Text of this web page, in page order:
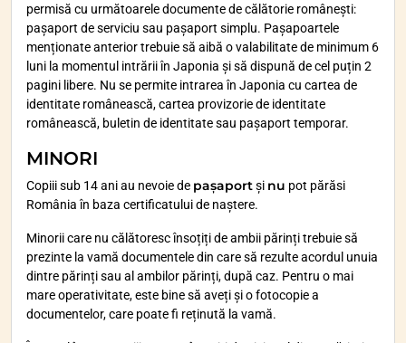
permisă cu următoarele documente de călătorie românești:
pașaport de serviciu sau pașaport simplu. Pașapoartele
menționate anterior trebuie să aibă o valabilitate de minimum 6
luni la momentul intrării în Japonia și să dispună de cel puțin 2
pagini libere. Nu se permite intrarea în Japonia cu cartea de
identitate românească, cartea provizorie de identitate
românească, buletin de identitate sau pașaport temporar.
MINORI
Copiii sub 14 ani au nevoie de pașaportși nu pot părăsi
România în baza certificatului de naștere.
Minorii care nu călătoresc însoțiți de ambii părinți trebuie să
prezinte la vamă documentele din care să rezulte acordul unuia
dintre părinți sau al ambilor părinți, după caz. Pentru o mai
mare operativitate, este bine să aveți și o fotocopie a
documentelor, care poate fi reținută la vamă.